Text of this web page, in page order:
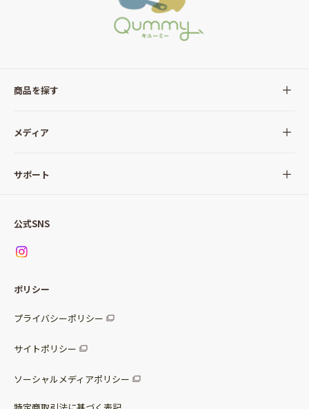
商品を探す
全ての商品
サラダ
パッケージサラダ
惣菜サラダ
調味料
メディア
Qummy(キユーミー)について
サポート
お問い合わせ
公式SNS
ポリシー
プライバシーポリシー
サイトポリシー
ソーシャルメディアポリシー